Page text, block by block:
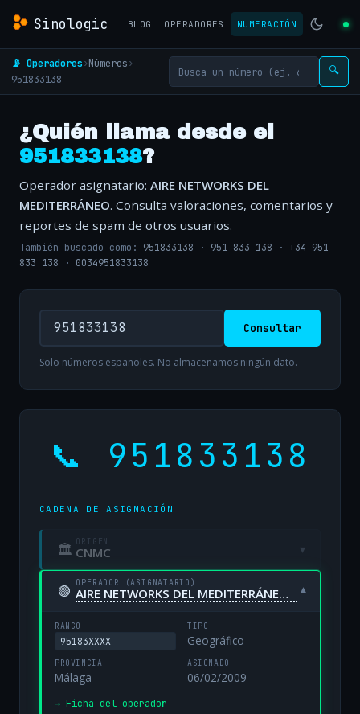
Sinologic BLOG OPERADORES NUMERACIÓN
📡 Operadores›Números›
951833138
🔍
¿Quién llama desde el
951833138?
Operador asignatario: AIRE NETWORKS DEL
MEDITERRÁNEO. Consulta valoraciones, comentarios y
reportes de spam de otros usuarios.
También buscado como: 951833138 · 951 833 138 · +34 951
833 138 · 0034951833138
Consultar
Solo números españoles. No almacenamos ningún dato.
📞 951833138
CADENA DE ASIGNACIÓN
🏛 ORIGEN
CNMC ▾
🟢 OPERADOR (ASIGNATARIO)
AIRE NETWORKS DEL MEDITERRÁNEO, S.L. UNIPERSONAL ▾
RANGO
95183XXXX
TIPO
Geográfico
PROVINCIA
Málaga
ASIGNADO
06/02/2009
→ Ficha del operador